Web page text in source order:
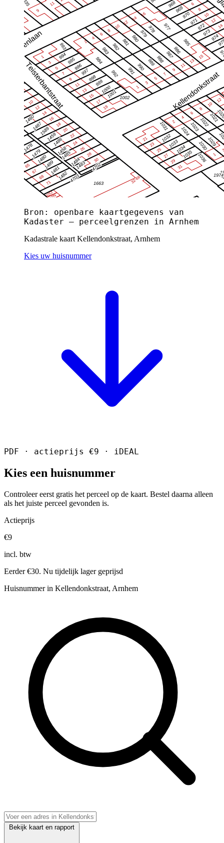
Bron: openbare kaartgegevens van
Kadaster — perceelgrenzen in Arnhem
Kadastrale kaart Kellendonkstraat, Arnhem
Kies uw huisnummer
PDF · actieprijs €9 · iDEAL
Kies een huisnummer
Controleer eerst gratis het perceel op de kaart. Bestel daarna alleen
als het juiste perceel gevonden is.
Actieprijs
€9
incl. btw
Eerder €30. Nu tijdelijk lager geprijsd
Huisnummer in Kellendonkstraat, Arnhem
Bekijk kaart en rapport